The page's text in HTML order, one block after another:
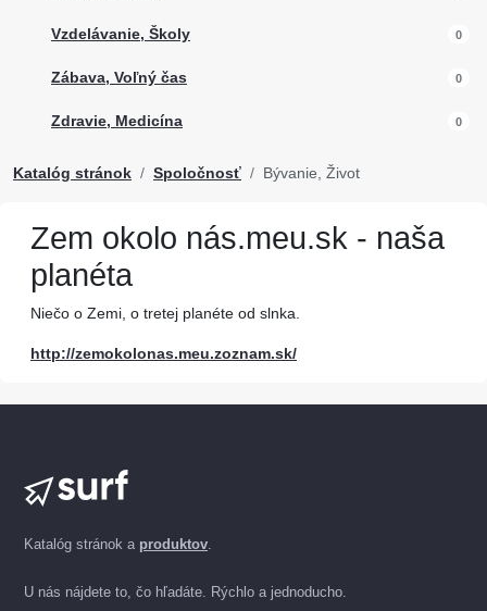
Vzdelávanie, Školy 0
Zábava, Voľný čas 0
Zdravie, Medicína 0
Katalóg stránok Spoločnosť Bývanie, Život
Zem okolo nás.meu.sk - naša
planéta
Niečo o Zemi, o tretej planéte od slnka.
http://zemokolonas.meu.zoznam.sk/
Katalóg stránok a produktov.
U nás nájdete to, čo hľadáte. Rýchlo a jednoducho.